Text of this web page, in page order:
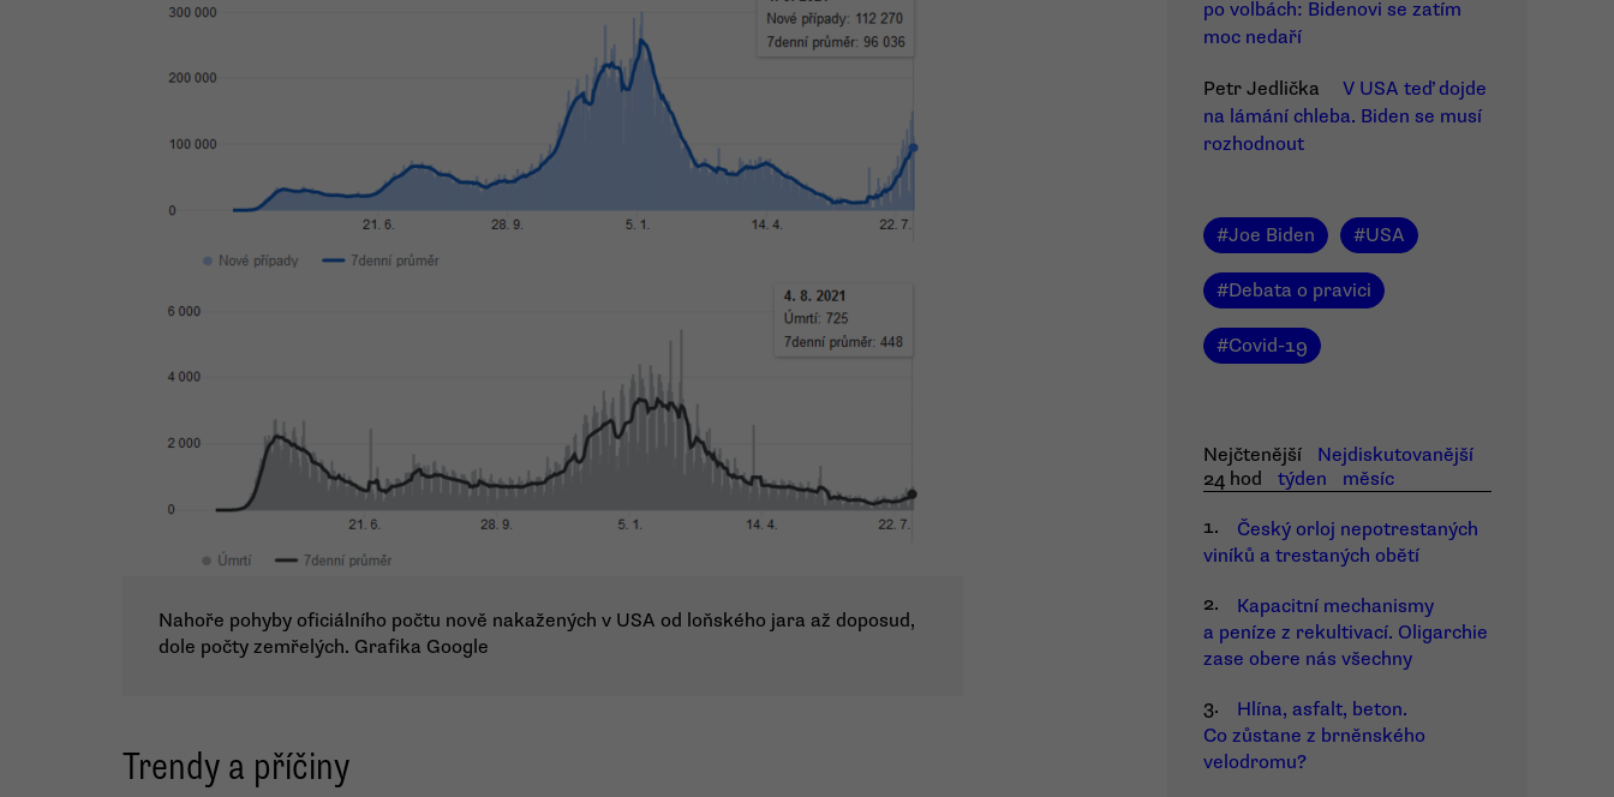
Nahoře pohyby oficiálního počtu nově nakažených v USA od loňského jara až doposud,
dole počty zemřelých. Grafika Google
Trendy a příčiny
po volbách: Bidenovi se zatím
moc nedaří
Petr Jedlička
V USA teď dojde
na lámání chleba. Biden se musí
rozhodnout
#Joe Biden #USA
#Debata o pravici
#Covid-19
Nejčtenější
Nejdiskutovanější
24 hod
týden
měsíc
1.
Český orloj nepotrestaných
viníků a trestaných obětí
2.
Kapacitní mechanismy
a peníze z rekultivací. Oligarchie
zase obere nás všechny
3.
Hlína, asfalt, beton.
Co zůstane z brněnského
velodromu?